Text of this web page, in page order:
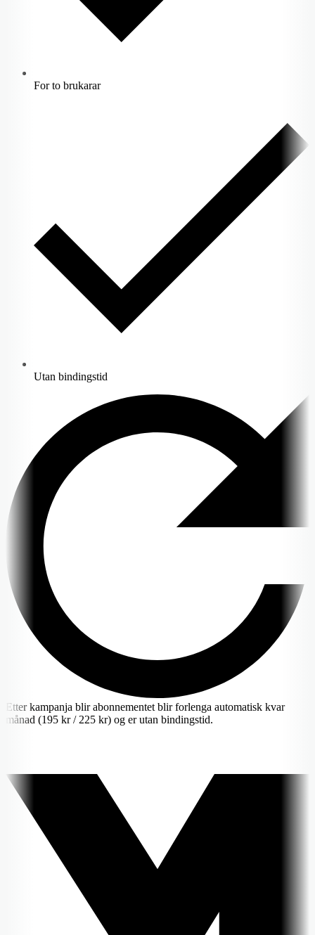
For to brukarar
Utan bindingstid
Etter kampanja blir abonnementet blir forlenga automatisk kvar
månad (195 kr / 225 kr) og er utan bindingstid.